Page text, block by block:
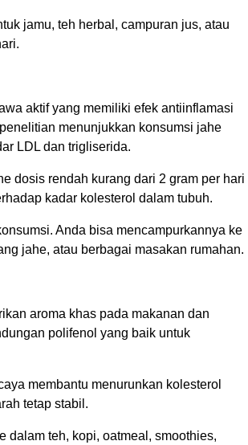
jamu, teh herbal, campuran jus, atau
aktif yang memiliki efek antiinflamasi
menunjukkan konsumsi jahe
LDL dan trigliserida.
dosis rendah kurang dari 2 gram per hari
kadar kolesterol dalam tubuh.
Anda bisa mencampurkannya ke
jahe, atau berbagai masakan rumahan.
aroma khas pada makanan dan
polifenol yang baik untuk
membantu menurunkan kolesterol
tetap stabil.
dalam teh, kopi, oatmeal, smoothies,